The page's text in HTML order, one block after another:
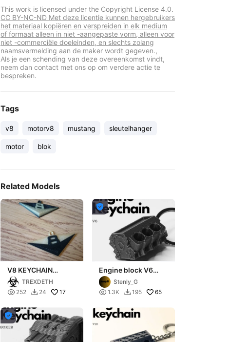
This work is licensed under the Copyright License 4.0.
CC BY-NC-ND Met deze licentie kunnen hergebruikers
het materiaal kopiëren en verspreiden in elk medium
of formaat alleen in niet -aangepaste vorm, alleen voor
niet -commerciële doeleinden, en slechts zolang
naamsvermelding aan de maker wordt gegeven.,
Als je een schending van deze overeenkomst vindt,
neem dan contact met ons op om verdere actie te
bespreken.
Tags
v8 motorv8 mustang sleutelhanger
motor blok
Related Models
V8 KEYCHAIN
LLAVERO INSIGNIA
TREXDETH
 252  24 17

Engine block V6
keychain
Stenly_G
 1.3K  195 65
